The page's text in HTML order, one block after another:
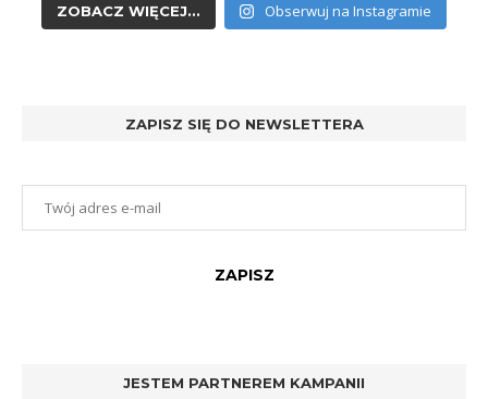
ZOBACZ WIĘCEJ... Obserwuj na Instagramie
ZAPISZ SIĘ DO NEWSLETTERA
JESTEM PARTNEREM KAMPANII